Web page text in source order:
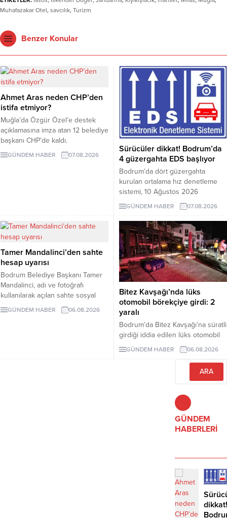
Muhafazakar Otel, savcılık, Turizm
Benzer Konular
Ahmet Aras neden CHP’den
istifa etmiyor?
Muğla’da Özgür Özel’e destek
açıklamasına imza atan 12 belediye
başkanı CHP’de kaldı.
Milletvekilleri Yeni Parti’ye
geçerken belediye başkanlarının
GÜNDEM HABER 07.08.2026
Sürücüler dikkat! Bodrum’da
4 güzergahta EDS başlıyor
Bodrum’da dört güzergahta
kurulan ortalama hız denetleme
sistemi, 10 Ağustos 2026
Pazartesi günü devreye girecek.
İşte EDS uygulanacak yollar.
GÜNDEM HABER 07.08.2026
Tamer Mandalinci’den sahte
hesap uyarısı
Bodrum Belediye Başkanı Tamer
Mandalinci, adı ve fotoğrafı
kullanılarak açılan sahte sosyal
medya hesaplarına karşı uyarıda
bulundu. Mandalinci, tek resmî
GÜNDEM HABER 06.08.2026
Bitez Kavşağı’nda lüks
otomobil börekçiye girdi: 2
yaralı
Bodrum’da Bitez Kavşağı’na süratli
girdiği iddia edilen lüks otomobil
börekçiye girdi. Kazada sürücü ve
GÜNDEM HABER 06.08.2026
GÜNDEM
HABERLERİ
dikkat!